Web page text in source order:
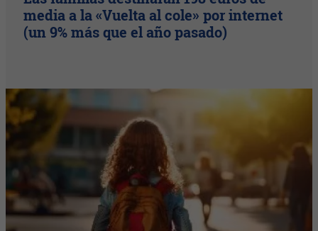
media a la «Vuelta al cole» por internet
(un 9% más que el año pasado)